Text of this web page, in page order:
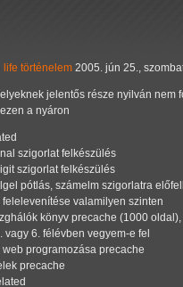
life történelem 2005. jún 25.,
jelentős része nyilván nem
a nyáron
szigorlat felkészülés
szigorlat felkészülés
pótlás, számelm szigorlatra
felelevenítése valamilyen szinten
könyv precache (1000
vagy 6. félévben vegyem-e fel
web programozása precache
precache